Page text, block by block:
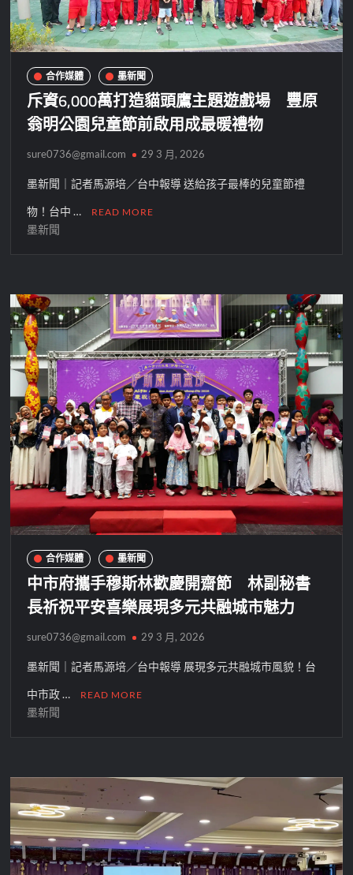
合作媒體 墨新聞
斥資6,000萬打造貓頭鷹主題遊戲場 豐原
翁明公園兒童節前啟用成最暖禮物
sure0736@gmail.com 29 3 月, 2026
墨新聞｜記者馬源培／台中報導 送給孩子最棒的兒童節禮
物！台中 … READ MORE
墨新聞
合作媒體 墨新聞
中市府攜手穆斯林歡慶開齋節 林副秘書
長祈祝平安喜樂展現多元共融城市魅力
sure0736@gmail.com 29 3 月, 2026
墨新聞｜記者馬源培／台中報導 展現多元共融城市風貌！台
中市政 … READ MORE
墨新聞